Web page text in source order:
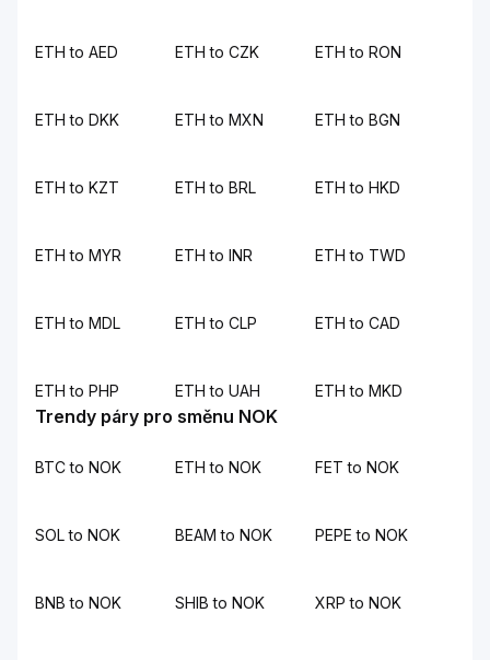
ETH to AED ETH to CZK ETH to RON
ETH to DKK ETH to MXN ETH to BGN
ETH to KZT ETH to BRL ETH to HKD
ETH to MYR ETH to INR ETH to TWD
ETH to MDL ETH to CLP ETH to CAD
ETH to PHP ETH to UAH ETH to MKD
Trendy páry pro směnu NOK
BTC to NOK ETH to NOK FET to NOK
SOL to NOK BEAM to NOK PEPE to NOK
BNB to NOK SHIB to NOK XRP to NOK